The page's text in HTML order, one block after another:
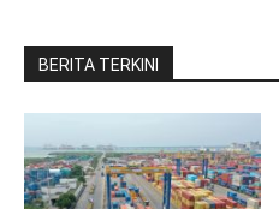
BERITA TERKINI